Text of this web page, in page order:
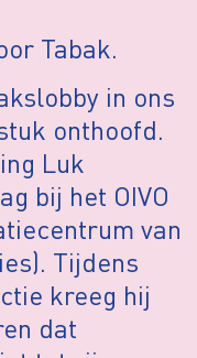
Tabak.
in ons
onthoofd.
Luk
bij het OIVO
van
Tijdens
kreeg hij
dat